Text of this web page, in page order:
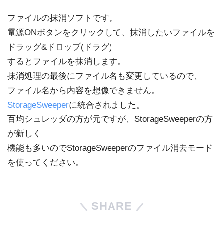
ファイルの抹消ソフトです。
電源ONボタンをクリックして、抹消したいファイルを
ドラッグ&ドロップ(ドラグ)
するとファイルを抹消します。
抹消処理の最後にファイル名も変更しているので、
ファイル名から内容を想像できません。
StorageSweeperに統合されました。
百均シュレッダの方が元ですが、StorageSweeperの方
が新しく
機能も多いのでStorageSweeperのファイル消去モード
を使ってください。
SHARE